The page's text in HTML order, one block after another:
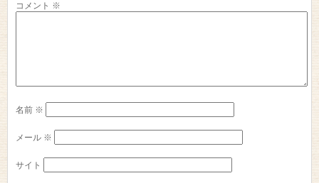
コメント ※
名前 ※
メール ※
サイト